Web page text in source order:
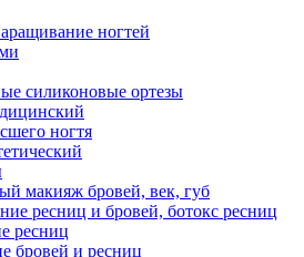
ногтей
силиконовые ортезы
ногтя
макияж бровей, век, губ
ресниц и бровей, бoтoкс ресниц
ресниц
бровей и ресниц